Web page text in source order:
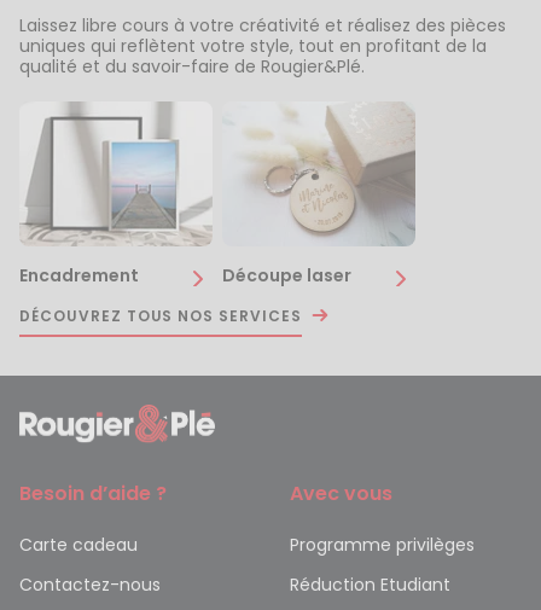
Laissez libre cours à votre créativité et réalisez des pièces
uniques qui reflètent votre style, tout en profitant de la
qualité et du savoir-faire de Rougier&Plé.
Encadrement Découpe laser
DÉCOUVREZ TOUS NOS SERVICES
Besoin d’aide ?
Carte cadeau
Contactez-nous
Avec vous
Programme privilèges
Réduction Etudiant